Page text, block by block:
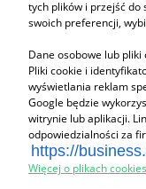
Kontakt:
695 744 434
Email:zn_mt@wp.pl
Firma:
NIP:759-104-90-29
REGON:021373584
tych plików i przejść do
swoich preferencji,
Dane osobowe lub
Pliki cookie i
wyświetlania reklam
Google będzie
witrynie lub aplikacji.
odpowiedzialności za
https://
Więcej o plikach